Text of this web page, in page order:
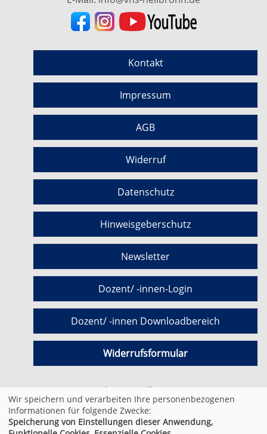
Kontakt
Impressum
AGB
Widerruf
Datenschutz
Hinweisgeberschutz
Newsletter
Dozent/ -innen-Login
Dozent/ -innen Downloadbereich
Widerrufsformular
Cookie Einstellungen
© 2026 Kufer Software GmbH
Wir speichern und verarbeiten Ihre personenbezogenen
Informationen für folgende Zwecke:
Speicherung von Einstellungen dieser Anwendung,